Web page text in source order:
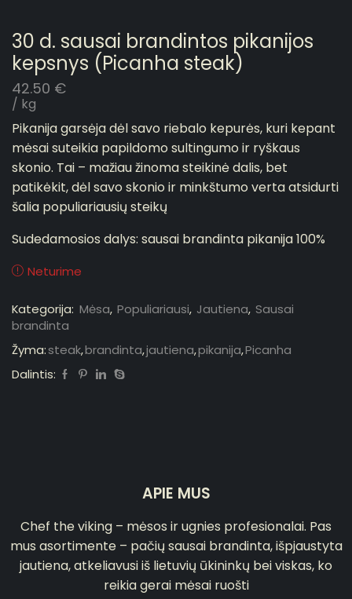
30 d. sausai brandintos pikanijos
kepsnys (Picanha steak)
42.50 €
/ kg
Pikanija garsėja dėl savo riebalo kepurės, kuri kepant
mėsai suteikia papildomo sultingumo ir ryškaus
skonio. Tai – mažiau žinoma steikinė dalis, bet
patikėkit, dėl savo skonio ir minkštumo verta atsidurti
šalia populiariausių steikų
Sudedamosios dalys: sausai brandinta pikanija 100%
Neturime
Kategorija: Mėsa, Populiariausi, Jautiena, Sausai
brandinta
Žyma:steak,brandinta,jautiena,pikanija,Picanha
Dalintis:
APIE MUS
Chef the viking – mėsos ir ugnies profesionalai. Pas
mus asortimente – pačių sausai brandinta, išpjaustyta
jautiena, atkeliavusi iš lietuvių ūkininkų bei viskas, ko
reikia gerai mėsai ruošti